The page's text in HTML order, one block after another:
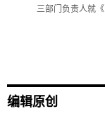
三部门负责人就
编辑原创